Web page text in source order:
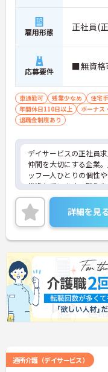
雇用形態 正社員(
応募要件 ■無資格
車通勤可 残業少なめ 住宅
年間休日110日以上
ボーナス
退職金制度あり
デイサービスの正社員
仲間を大切にする企業
ッフ一人ひとりの個性
推進しています。髪色
ば原則自由となってお
理なく働くことが可能
ワークは賞与とは別に
っかり還元されるため
しながら業務に取り組
の公休に加えて年間17
されており、プライベ
境です。定年65歳以降
勤務可能であり、退職
ど、長期的に安定した
です。入社後はOJTに
り、資格取得支援制度
期待できます】
詳細を見
通所介護（デイサービス）